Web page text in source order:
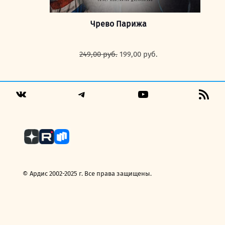
Чрево Парижа
249,00руб. Первоначальная
249,00 руб..
199,00 руб.
© Ардис 2002-2025 г. Все права защищены.